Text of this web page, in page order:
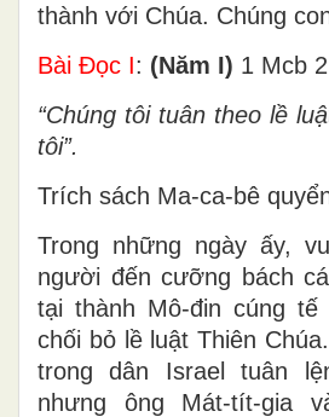
thành với Chúa. Chúng
Bài Ðọc I: (Năm I) 1 Mcb
“Chúng tôi tuân theo lề
tôi”.
Trích sách Ma-ca-bê
Trong những ngày ấy,
người đến cưỡng bách
tại thành Mô-đin cúng
chối bỏ lề luật Thiên
trong dân Israel tuân
nhưng ông Mát-tít-gia